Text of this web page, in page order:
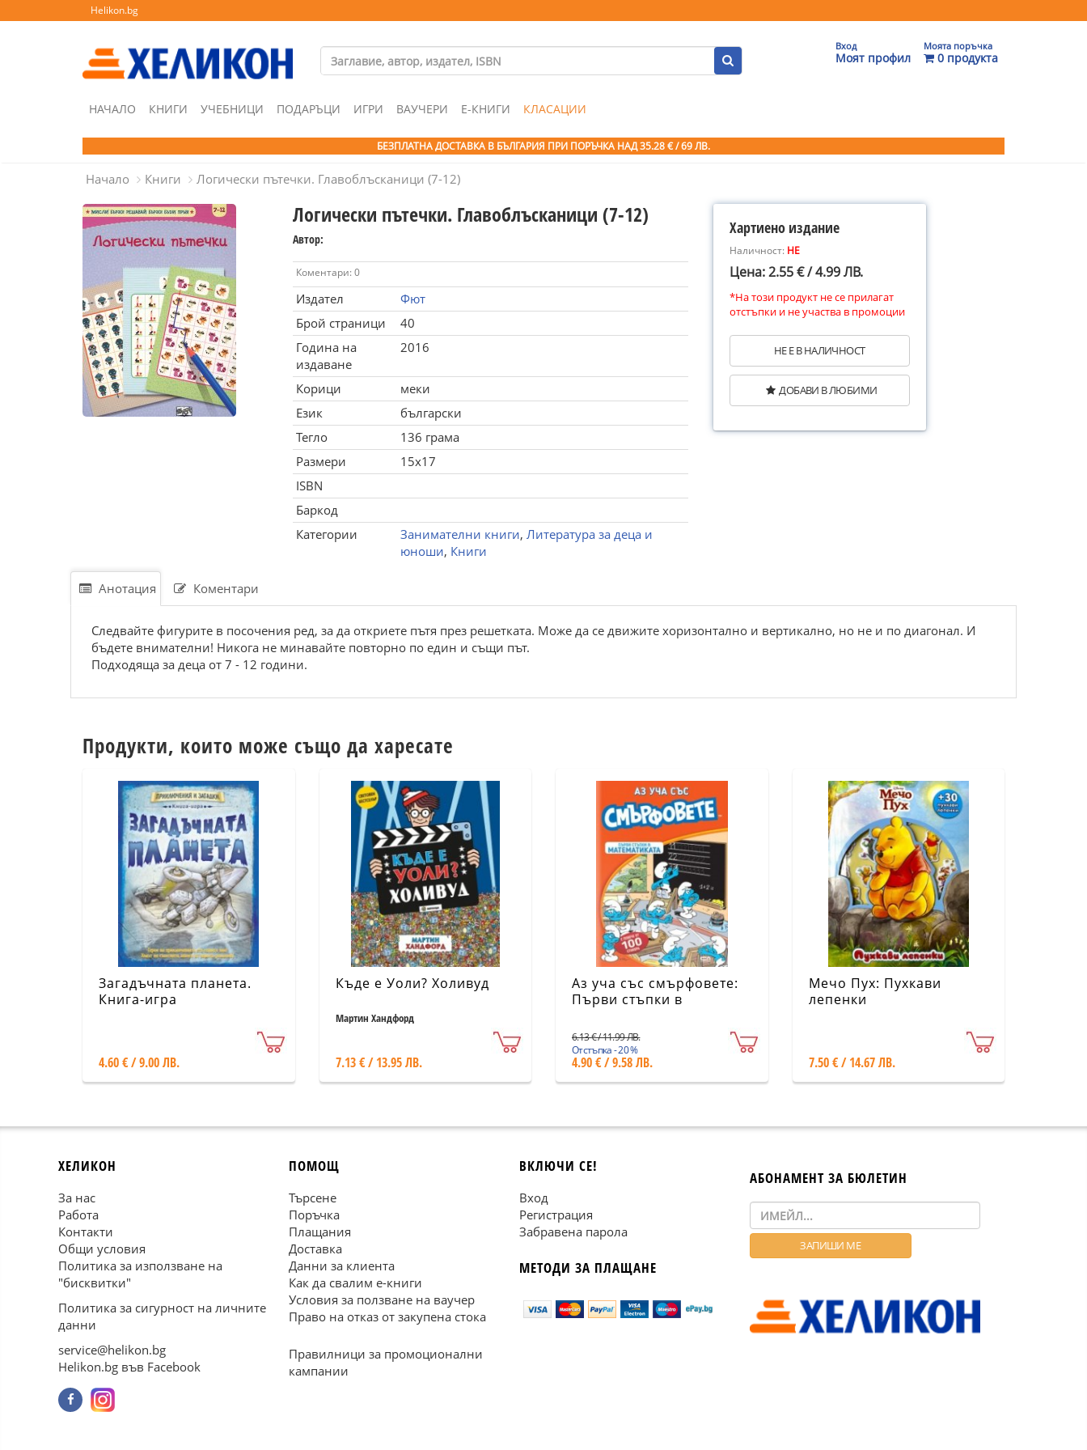
Helikon.bg
Вход
Моят профил
Моята поръчка
0 продукта
НАЧАЛО КНИГИ УЧЕБНИЦИ ПОДАРЪЦИ ИГРИ ВАУЧЕРИ Е-КНИГИ КЛАСАЦИИ
БЕЗПЛАТНА ДОСТАВКА В БЪЛГАРИЯ ПРИ ПОРЪЧКА НАД 35.28 € / 69 ЛВ.
Начало Книги Логически пътечки. Главоблъсканици (7-12)
Логически пътечки. Главоблъсканици (7-12)
Автор:
Коментари: 0
Издател
Фют
Брой страници
40
Година на
издаване
2016
Корици
меки
Език
български
Тегло
136 грама
Размери
15x17
ISBN
Баркод
Категории
Занимателни книги, Литература за деца и
юноши, Книги
Хартиено издание
Наличност: НЕ
Цена: 2.55 € / 4.99 ЛВ.
*На този продукт не се прилагат
отстъпки и не участва в промоции
НЕ Е В НАЛИЧНОСТ
ДОБАВИ В ЛЮБИМИ
Анотация Коментари
Следвайте фигурите в посочения ред, за да откриете пътя през решетката. Може да се движите хоризонтално и вертикално, но не и по диагонал. И
бъдете внимателни! Никога не минавайте повторно по един и същи път.
Подходяща за деца от 7 - 12 години.
Продукти, които може също да харесате
Загадъчната планета.
Книга-игра
4.60 € / 9.00 ЛВ.
Къде е Уоли? Холивуд
Мартин Хандфорд
7.13 € / 13.95 ЛВ.
Аз уча със смърфовете:
Първи стъпки в
6.13 € / 11.99 ЛВ.
Отстъпка - 20 %
4.90 € / 9.58 ЛВ.
Мечо Пух: Пухкави
лепенки
7.50 € / 14.67 ЛВ.
ХЕЛИКОН
За нас
Работа
Контакти
Общи условия
Политика за използване на
"бисквитки"
Политика за сигурност на личните
данни
service@helikon.bg
Helikon.bg във Facebook
ПОМОЩ
Търсене
Поръчка
Плащания
Доставка
Данни за клиента
Как да свалим е-книги
Условия за ползване на ваучер
Право на отказ от закупена стока
Правилници за промоционални
кампании
ВКЛЮЧИ СЕ!
Вход
Регистрация
Забравена парола
МЕТОДИ ЗА ПЛАЩАНЕ
АБОНАМЕНТ ЗА БЮЛЕТИН